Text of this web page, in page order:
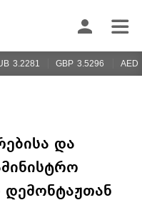
3.2281 GBP 3.5296 AED
და
დემონტაჟთან